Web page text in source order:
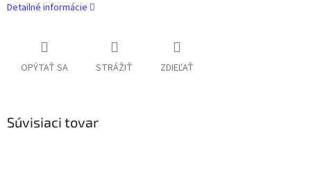
Detailné informácie
OPÝTAŤ SA STRÁŽIŤ ZDIEĽAŤ
Súvisiaci tovar